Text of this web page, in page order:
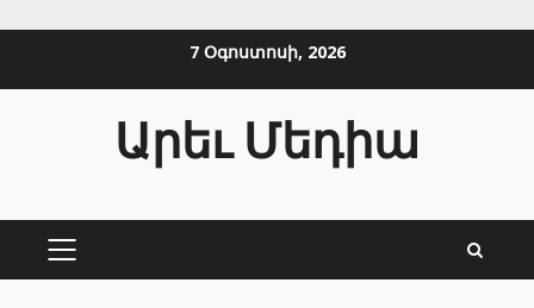
7 Օգոստոսի, 2026
Արեւ Մեդիա
PRIMARY